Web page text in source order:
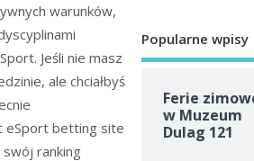
warunków,
Jeśli nie masz
ale chciałbyś
eSport betting site
swój ranking
Popularne wpisy
Ferie
w Muzeum
Dulag 121